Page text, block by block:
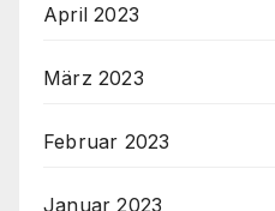
April 2023
März 2023
Februar 2023
Januar 2023